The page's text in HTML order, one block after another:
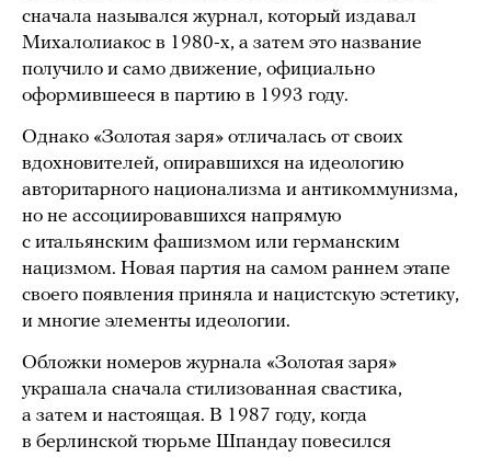
сначала назывался журнал, который издавал
Михалолиакос в 1980-х, а затем это название
получило и само движение, официально
оформившееся в партию в 1993 году.
Однако «Золотая заря» отличалась от своих
вдохновителей, опиравшихся на идеологию
авторитарного национализма и антикоммунизма,
но не ассоциировавшихся напрямую
с итальянским фашизмом или германским
нацизмом. Новая партия на самом раннем этапе
своего появления приняла и нацистскую эстетику,
и многие элементы идеологии.
Обложки номеров журнала «Золотая заря»
украшала сначала стилизованная свастика,
а затем и настоящая. В 1987 году, когда
в берлинской тюрьме Шпандау повесился